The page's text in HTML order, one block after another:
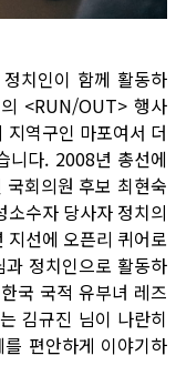
치인이 함께 활동하
<RUN/OUT> 행사
역구인 마포여서 더
니다. 2008년 총선에
회의원 후보 최현숙
수자 당사자 정치의
선에 오픈리 퀴어로
정치인으로 활동하
국 국적 유부녀 레즈
김규진 님이 나란히
편안하게 이야기하